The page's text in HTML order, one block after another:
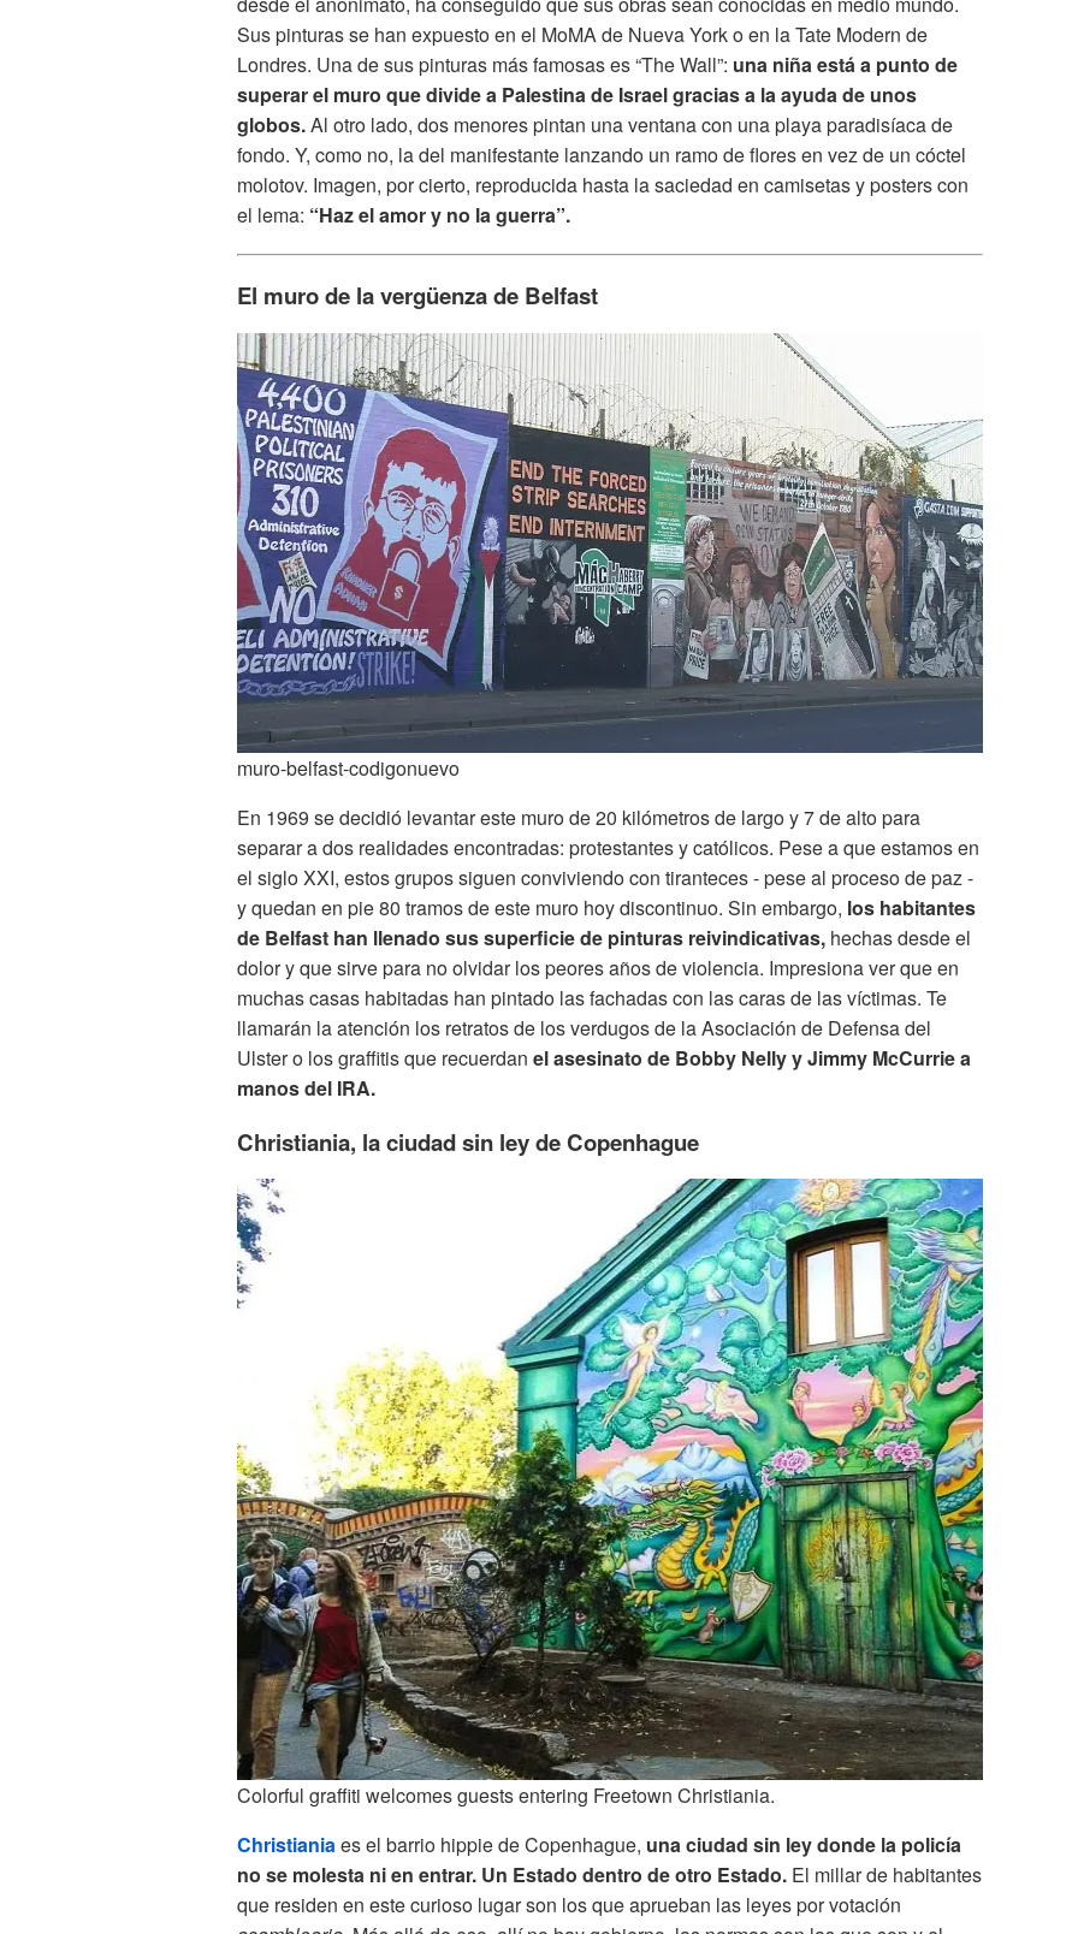
Sus pinturas se han expuesto en el MoMA de Nueva York o en la Tate Modern de
Londres. Una de sus pinturas más famosas es “The Wall”: una niña está a punto de
superar el muro que divide a Palestina de Israel gracias a la ayuda de unos
globos.Al otro lado, dos menores pintan una ventana con una playa paradisíaca de
fondo. Y, como no, la del manifestante lanzando un ramo de flores en vez de un cóctel
molotov. Imagen, por cierto, reproducida hasta la saciedad en camisetas y posters con
el lema: “Haz el amor y no la guerra”.
El muro de la vergüenza de Belfast
muro-belfast-codigonuevo
En 1969 se decidió levantar este muro de 20 kilómetros de largo y 7 de alto para
separar a dos realidades encontradas: protestantes y católicos. Pese a que estamos en
el siglo XXI, estos grupos siguen conviviendo con tiranteces - pese al proceso de paz -
y quedan en pie 80 tramos de este muro hoy discontinuo. Sin embargo, los habitantes
de Belfast han llenado sus superficie de pinturas reivindicativas, hechas desde el
dolor y que sirve para no olvidar los peores años de violencia. Impresiona ver que en
muchas casas habitadas han pintado las fachadas con las caras de las víctimas. Te
llamarán la atención los retratos de los verdugos de la Asociación de Defensa del
Ulster o los graffitis que recuerdan el asesinato de Bobby Nelly yJimmy McCurriea
manos del IRA.
Christiania, la ciudad sin ley de Copenhague
Colorful graffiti welcomes guests entering Freetown Christiania.
Christianiaes el barrio hippie de Copenhague, una ciudad sin ley donde la policía
no se molesta ni en entrar. Un Estado dentro de otro Estado. El millar de habitantes
que residen en este curioso lugar son los que aprueban las leyes por votación